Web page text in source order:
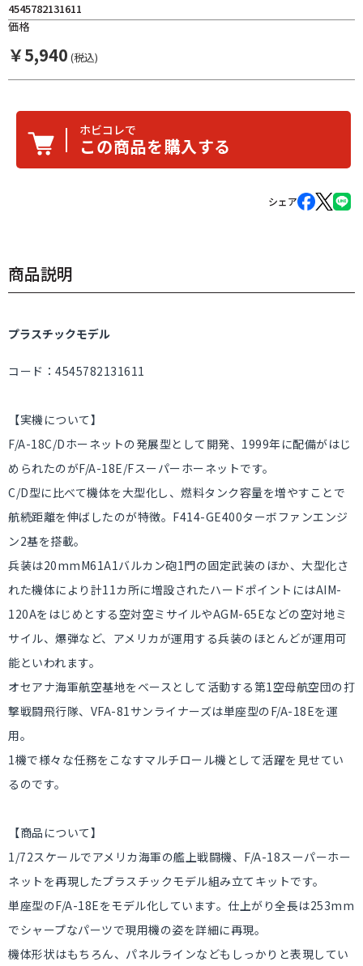
4545782131611
価格
￥5,940 (税込)
ホビコレで
この商品を購入する
シェア
商品説明
プラスチックモデル
コード：4545782131611
【実機について】
F/A-18C/Dホーネットの発展型として開発、1999年に配備がはじ
められたのがF/A-18E/Fスーパーホーネットです。
C/D型に比べて機体を大型化し、燃料タンク容量を増やすことで
航続距離を伸ばしたのが特徴。F414-GE400ターボファンエンジ
ン2基を搭載。
兵装は20mmM61A1バルカン砲1門の固定武装のほか、大型化さ
れた機体により計11カ所に増設されたハードポイントにはAIM-
120Aをはじめとする空対空ミサイルやAGM-65Eなどの空対地ミ
サイル、爆弾など、アメリカが運用する兵装のほとんどが運用可
能といわれます。
オセアナ海軍航空基地をベースとして活動する第1空母航空団の打
撃戦闘飛行隊、VFA-81サンライナーズは単座型のF/A-18Eを運
用。
1機で様々な任務をこなすマルチロール機として活躍を見せてい
るのです。
【商品について】
1/72スケールでアメリカ海軍の艦上戦闘機、F/A-18スーパーホー
ネットを再現したプラスチックモデル組み立てキットです。
単座型のF/A-18Eをモデル化しています。仕上がり全長は253mm
でシャープなパーツで現用機の姿を詳細に再現。
機体形状はもちろん、パネルラインなどもしっかりと表現してい